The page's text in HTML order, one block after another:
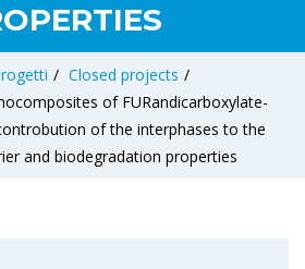
/ Closed projects /
of FURandicarboxylate-
of the interphases to the
and biodegradation properties